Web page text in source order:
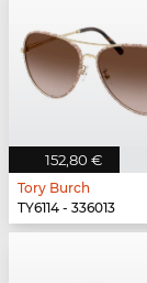
152,80 €
Tory Burch
TY6114 - 336013